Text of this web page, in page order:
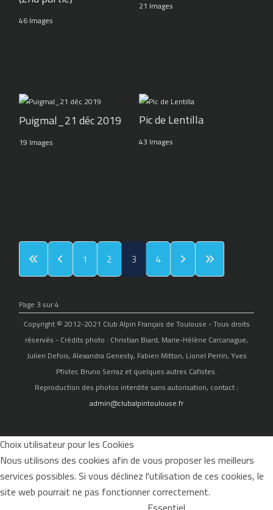
46 Images
21 Images
Puigmal_21 déc 2019
19 Images
Pic de Lentilla
43 Images
1 2 3 4
Page 3 sur 4
Copyright © 2012-2021 Club Alpin Français de Toulouse - Tous droits
réservés - Crédits photo : Christian Biard, Marie-Hélène Carcanague,
Julien Defois, Alexandra Genesty, Fabien Mitton, Lionel Perrin, Yves
Pfister, Bruno Serraz et quelques autres Cafistes.
Reproduction des photos interdite sans autorisation, contact :
admin@clubalpintoulouse.fr
Choix utilisateur pour les Cookies
Nous utilisons des cookies afin de vous proposer les meilleurs
services possibles. Si vous déclinez l'utilisation de ces cookies, le
site web pourrait ne pas fonctionner correctement.